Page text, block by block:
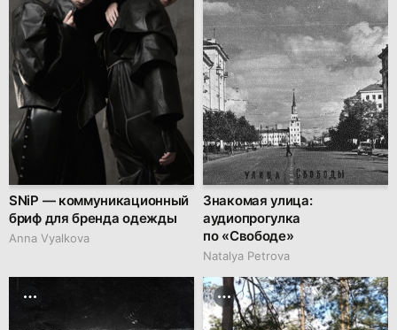
SNiP — коммуникационный
бриф для бренда одежды
Anna Vyalkova
Знакомая улица:
аудиопрогулка
по «Свободе»
Natalya Petrova